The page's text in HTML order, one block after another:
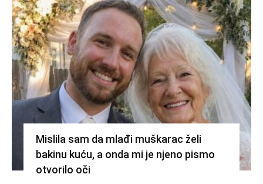
Mislila sam da mlađi muškarac želi
bakinu kuću, a onda mi je njeno pismo
otvorilo oči